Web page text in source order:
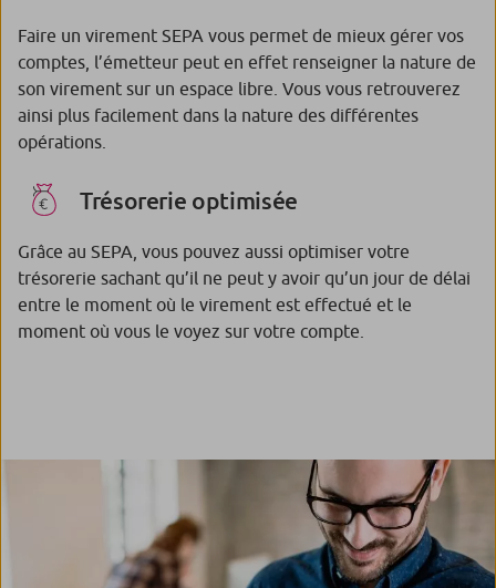
Faire un virement SEPA vous permet de mieux gérer vos
comptes, l’émetteur peut en effet renseigner la nature de
son virement sur un espace libre. Vous vous retrouverez
ainsi plus facilement dans la nature des différentes
opérations.
Trésorerie optimisée
Grâce au SEPA, vous pouvez aussi optimiser votre
trésorerie sachant qu’il ne peut y avoir qu’un jour de délai
entre le moment où le virement est effectué et le
moment où vous le voyez sur votre compte.